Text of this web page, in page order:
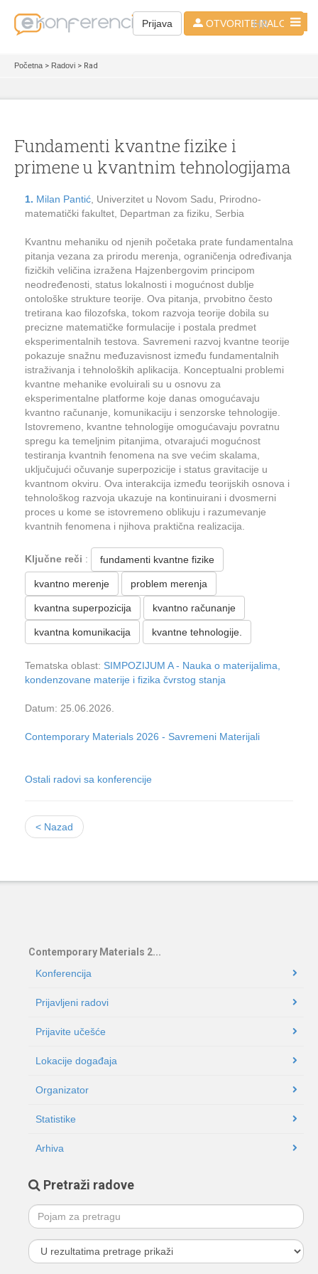
Prijava OTVORITE NALOG
HR
Početna > Radovi > Rad
Fundamenti kvantne fizike i
primene u kvantnim tehnologijama
1. Milan Pantić , Univerzitet u Novom Sadu, Prirodno-
matematički fakultet, Departman za fiziku, Serbia
Kvantnu mehaniku od njenih početaka prate fundamentalna
pitanja vezana za prirodu merenja, ograničenja određivanja
fizičkih veličina izražena Hajzenbergovim principom
neodređenosti, status lokalnosti i mogućnost dublje
ontološke strukture teorije. Ova pitanja, prvobitno često
tretirana kao filozofska, tokom razvoja teorije dobila su
precizne matematičke formulacije i postala predmet
eksperimentalnih testova. Savremeni razvoj kvantne teorije
pokazuje snažnu međuzavisnost između fundamentalnih
istraživanja i tehnoloških aplikacija. Konceptualni problemi
kvantne mehanike evoluirali su u osnovu za
eksperimentalne platforme koje danas omogućavaju
kvantno računanje, komunikaciju i senzorske tehnologije.
Istovremeno, kvantne tehnologije omogućavaju povratnu
spregu ka temeljnim pitanjima, otvarajući mogućnost
testiranja kvantnih fenomena na sve većim skalama,
uključujući očuvanje superpozicije i status gravitacije u
kvantnom okviru. Ova interakcija između teorijskih osnova i
tehnološkog razvoja ukazuje na kontinuirani i dvosmerni
proces u kome se istovremeno oblikuju i razumevanje
kvantnih fenomena i njihova praktična realizacija.
Ključne reči : fundamenti kvantne fizike
kvantno merenje problem merenja
kvantna superpozicija kvantno računanje
kvantna komunikacija kvantne tehnologije.
Tematska oblast: SIMPOZIJUM A - Nauka o materijalima,
kondenzovane materije i fizika čvrstog stanja
Datum: 25.06.2026.
Contemporary Materials 2026 - Savremeni Materijali
Ostali radovi sa konferencije
< Nazad
Contemporary Materials 2...
Konferencija
Prijavljeni radovi
Prijavite učešće
Lokacije događaja
Organizator
Statistike
Arhiva
Pretraži radove